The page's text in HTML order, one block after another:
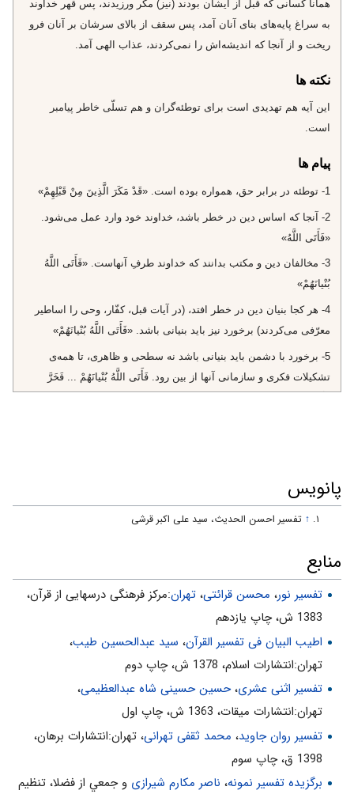
همانا كسانى كه قبل از ايشان بودند (نيز) مكر ورزيدند، پس قهر خداوند
به سراغ پايه‌هاى بناى آنان آمد، پس سقف از بالاى سرشان بر آنان فرو
ريخت و از آنجا كه انديشه‌اش را نمى‌كردند، عذاب الهى آمد.
نکته ها
اين آيه هم تهديدى است براى توطئه‌گران و هم تسلّى خاطر پيامبر
است.
پیام ها
1- توطئه در برابر حق، همواره بوده است. «قَدْ مَكَرَ الَّذِينَ مِنْ قَبْلِهِمْ»
2- آنجا كه اساس دين در خطر باشد، خداوند خود وارد عمل مى‌شود.
«فَأَتَى اللَّهُ»
3- مخالفان دين و مكتب بدانند كه خداوند طرفِ آنهاست. «فَأَتَى اللَّهُ
بُنْيانَهُمْ»
4- هر كجا بنيان دين در خطر افتد، (در آيات قبل، كفّار، وحى را اساطير
معرّفى مى‌كردند) برخورد نيز بايد بنيانى باشد. «فَأَتَى اللَّهُ بُنْيانَهُمْ»
5- برخورد با دشمن بايد بنيانى باشد نه سطحى و ظاهرى، تا همه‌ى
تشكيلات فكرى و سازمانى آنها از بين رود. فَأَتَى اللَّهُ بُنْيانَهُمْ‌ ... فَخَرَّ
مى‌شود.
«فَخَرَّ عَلَيْهِمُ السَّقْفُ»
پانویس
↑ تفسیر احسن الحدیث، سید علی اکبر قرشی
منابع
تفسیر نور، محسن قرائتی، تهران:مركز فرهنگى درسهايى از قرآن،
1383 ش، چاپ يازدهم
اطیب البیان فی تفسیر القرآن‌، سید عبدالحسین طیب،
تهران:انتشارات اسلام‌، 1378 ش‌، چاپ دوم‌
تفسیر اثنی عشری،حسین حسینی شاه عبدالعظیمی،
تهران:انتشارات ميقات، 1363 ش، چاپ اول
تفسیر روان جاوید، محمد ثقفی تهرانی، تهران:انتشارات برهان،
1398 ق، چاپ سوم
برگزیده تفسیر نمونه، ناصر مکارم شیرازی و جمعي از فضلا، تنظیم